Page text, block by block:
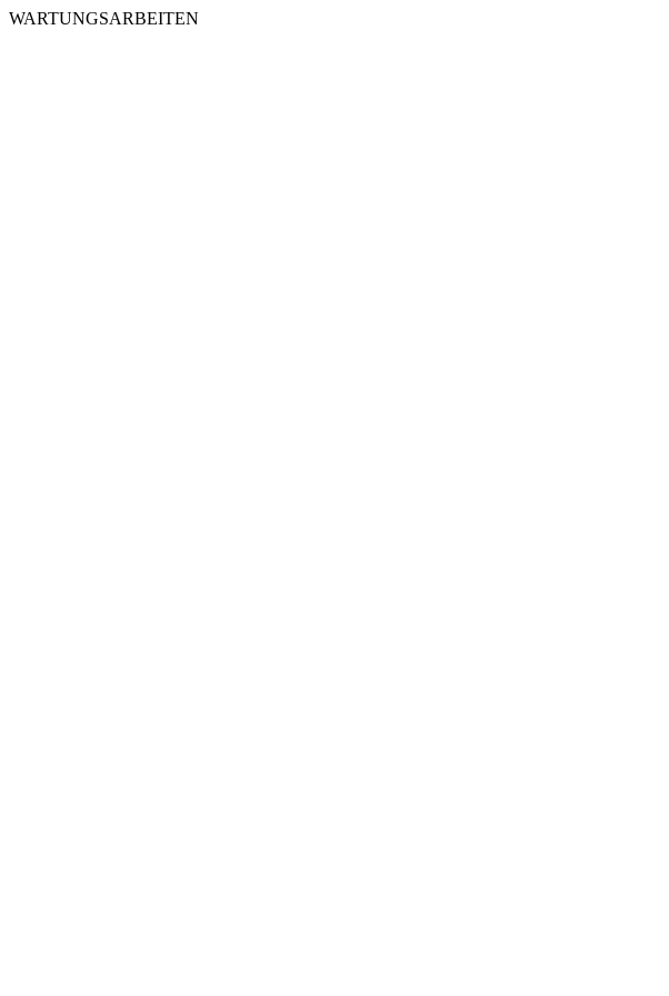
WARTUNGSARBEITEN